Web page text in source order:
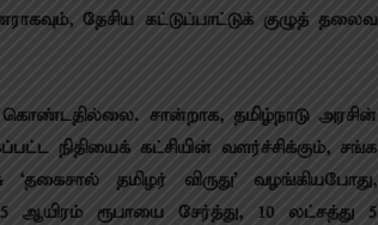
தேசிய கட்டுப்பாட்டுக் குழுத் தலைவ​
சான்​றாக, தமிழ்​நாடு அரசின்
நிதி​யைக் கட்சி​யின் வளர்ச்​சிக்​கும், சங்க
தமிழர் விருது’ வழங்​கிய​போது,
ஆயிரம் ரூபாயை சேர்த்து, 10 லட்சத்து 5